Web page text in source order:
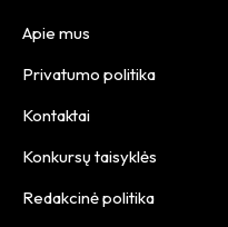
Apie mus
Privatumo politika
Kontaktai
Konkursų taisyklės
Redakcinė politika